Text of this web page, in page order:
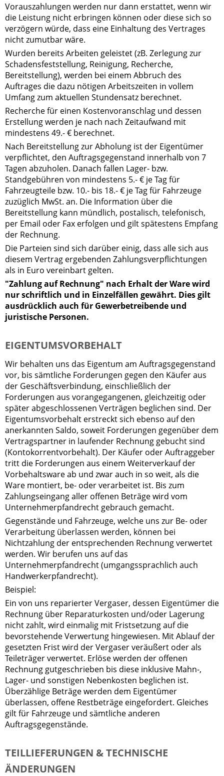
Vorauszahlungen werden nur dann erstattet, wenn wir
die Leistung nicht erbringen können oder diese sich so
verzögern würde, dass eine Einhaltung des Vertrages
nicht zumutbar wäre.
Wurden bereits Arbeiten geleistet (zB. Zerlegung zur
Schadensfeststellung, Reinigung, Recherche,
Bereitstellung), werden bei einem Abbruch des
Auftrages die dazu nötigen Arbeitszeiten in vollem
Umfang zum aktuellen Stundensatz berechnet.
Recherche für einen Kostenvoranschlag und dessen
Erstellung werden je nach nach Zeitaufwand mit
mindestens 49.- € berechnet.
Nach Bereitstellung zur Abholung ist der Eigentümer
verpflichtet, den Auftragsgegenstand innerhalb von 7
Tagen abzuholen. Danach fallen Lager- bzw.
Standgebühren von mindestens 5.- € je Tag für
Fahrzeugteile bzw. 10.- bis 18.- € je Tag für Fahrzeuge
zuzüglich MwSt. an. Die Information über die
Bereitstellung kann mündlich, postalisch, telefonisch,
per Email oder Fax erfolgen und gilt spätestens Empfang
der Rechnung.
Die Parteien sind sich darüber einig, dass alle sich aus
diesem Vertrag ergebenden Zahlungsverpflichtungen
als in Euro vereinbart gelten.
"Zahlung auf Rechnung" nach Erhalt der Ware wird
nur schriftlich und in Einzelfällen gewährt. Dies gilt
ausdrücklich auch für Gewerbetreibende und
juristische Personen.
EIGENTUMSVORBEHALT
Wir behalten uns das Eigentum am Auftragsgegenstand
vor, bis sämtliche Forderungen gegen den Käufer aus
der Geschäftsverbindung, einschließlich der
Forderungen aus vorangegangenen, gleichzeitig oder
später abgeschlossenen Verträgen beglichen sind. Der
Eigentumsvorbehalt erstreckt sich ebenso auf den
anerkannten Saldo, soweit Forderungen gegenüber dem
Vertragspartner in laufender Rechnung gebucht sind
(Kontokorrentvorbehalt). Der Käufer oder Auftraggeber
tritt die Forderungen aus einem Weiterverkauf der
Vorbehaltsware ab und zwar auch in so weit, als die
Ware montiert, be- oder verarbeitet ist. Bis zum
Zahlungseingang aller offenen Beträge wird vom
Unternehmerpfandrecht gebrauch gemacht.
Gegenstände und Fahrzeuge, welche uns zur Be- oder
Verarbeitung überlassen werden, können bei
Nichtzahlung der entsprechenden Rechnung verwertet
werden. Wir berufen uns auf das
Unternehmerpfandrecht (umgangssprachlich auch
Handwerkerpfandrecht).
Beispiel:
Ein von uns reparierter Vergaser, dessen Eigentümer die
Rechnung über Reparaturkosten und/oder Lagerung
nicht zahlt, wird einmalig mit Fristsetzung auf die
bevorstehende Verwertung hingewiesen. Mit Ablauf der
gesetzten Frist wird der Vergaser veräußert oder als
Teileträger verwertet. Erlöse werden der offenen
Rechnung gutgeschrieben bis diese inklusive Mahn-,
Lager- und sonstigen Nebenkosten beglichen ist.
Überzählige Beträge werden dem Eigentümer
überlassen, offene Restbeträge eingefordert. Gleiches
gilt für Fahrzeuge und sämtliche anderen
Auftragsgegenstände.
TEILLIEFERUNGEN & TECHNISCHE
ÄNDERUNGEN